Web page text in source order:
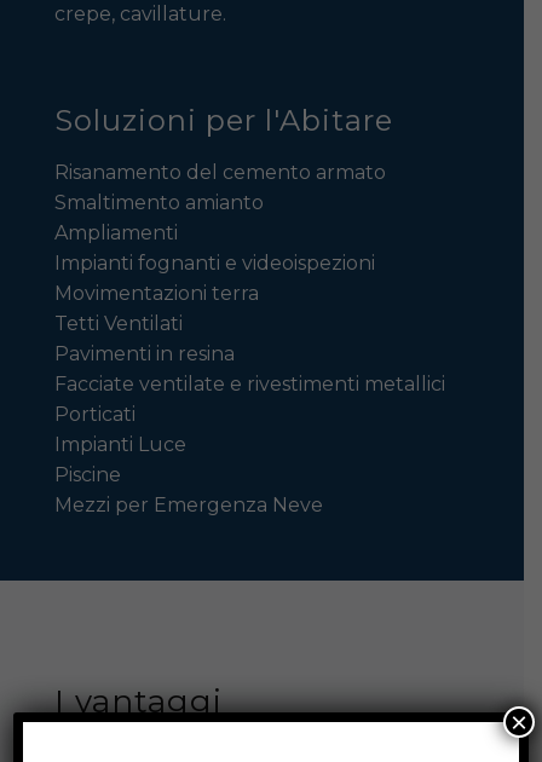
crepe, cavillature.
Soluzioni per l'Abitare
Risanamento del cemento armato
Smaltimento amianto
Ampliamenti
Impianti fognanti e videoispezioni
Movimentazioni terra
Tetti Ventilati
Pavimenti in resina
Facciate ventilate e rivestimenti metallici
Porticati
Impianti Luce
Piscine
Mezzi per Emergenza Neve
I vantaggi
×